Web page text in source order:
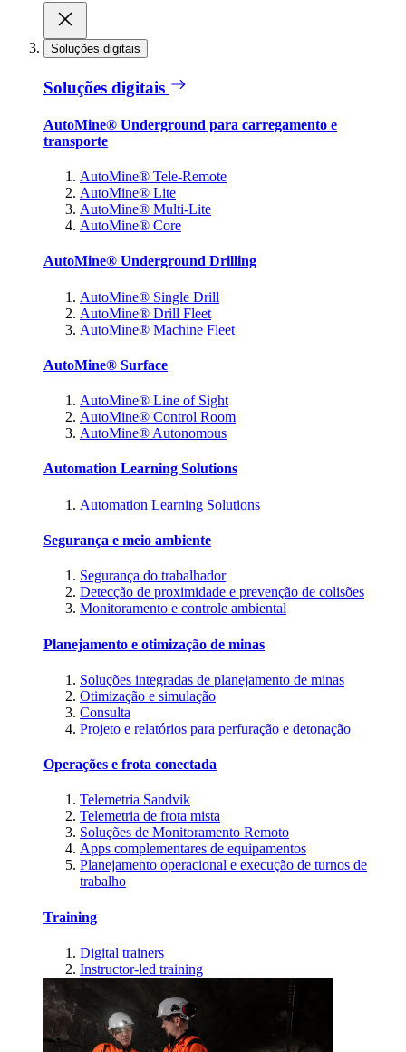
Soluções digitais
Soluções digitais
AutoMine® Underground para carregamento e
transporte
AutoMine® Tele-Remote
AutoMine® Lite
AutoMine® Multi-Lite
AutoMine® Core
AutoMine® Underground Drilling
AutoMine® Single Drill
AutoMine® Drill Fleet
AutoMine® Machine Fleet
AutoMine® Surface
AutoMine® Line of Sight
AutoMine® Control Room
AutoMine® Autonomous
Automation Learning Solutions
Automation Learning Solutions
Segurança e meio ambiente
Segurança do trabalhador
Detecção de proximidade e prevenção de colisões
Monitoramento e controle ambiental
Planejamento e otimização de minas
Soluções integradas de planejamento de minas
Otimização e simulação
Consulta
Projeto e relatórios para perfuração e detonação
Operações e frota conectada
Telemetria Sandvik
Telemetria de frota mista
Soluções de Monitoramento Remoto
Apps complementares de equipamentos
Planejamento operacional e execução de turnos de
trabalho
Training
Digital trainers
Instructor-led training